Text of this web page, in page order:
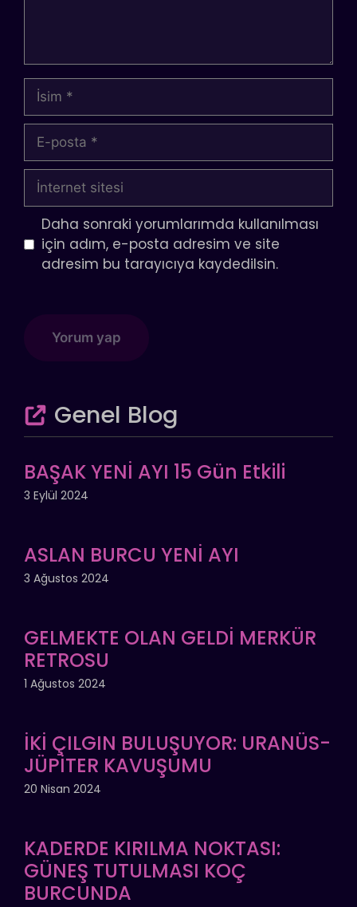
İsim
posta
İnternet
sitesi
Daha sonraki yorumlarımda kullanılması
için adım, e-posta adresim ve site
adresim bu tarayıcıya kaydedilsin.
Genel Blog
BAŞAK YENİ AYI 15 Gün Etkili
3 Eylül 2024
ASLAN BURCU YENİ AYI
3 Ağustos 2024
GELMEKTE OLAN GELDİ MERKÜR
RETROSU
1 Ağustos 2024
İKİ ÇILGIN BULUŞUYOR: URANÜS-
JÜPİTER KAVUŞUMU
20 Nisan 2024
KADERDE KIRILMA NOKTASI:
GÜNEŞ TUTULMASI KOÇ
BURCUNDA